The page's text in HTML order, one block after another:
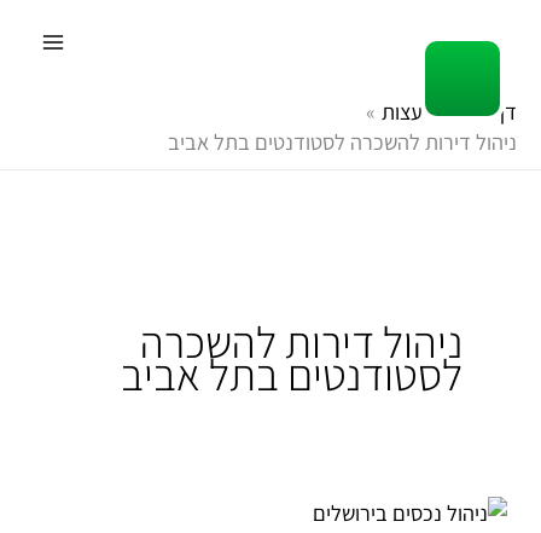
לתוכן
דף הבית
עצות
ניהול דירות להשכרה לסטודנטים בתל אביב
ניהול דירות להשכרה
לסטודנטים בתל אביב
ניהול